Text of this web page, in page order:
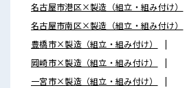
名古屋市港区×製造（組立・組み付け）
名古屋市南区×製造（組立・組み付け）
豊橋市×製造（組立・組み付け）
岡崎市×製造（組立・組み付け）
一宮市×製造（組立・組み付け）